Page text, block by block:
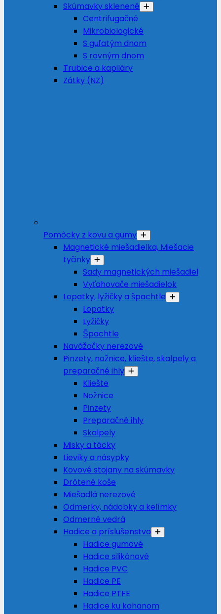
Skúmavky sklenené
Centrifugačné
Mikrobiologické
S guľatým dnom
S rovným dnom
Trubice a kapiláry
Zátky (NZ)
Pomôcky z kovu a gumy
Magnetické miešadielka, Miešacie
tyčinky
Sady magnetických miešadiel
Vyťahovače miešadielok
Lopatky, lyžičky a špachtle
Lopatky
Lyžičky
Špachtle
Navážačky nerezové
Pinzety, nožnice, kliešte, skalpely a
preparačné ihly
Kliešte
Nožnice
Pinzety
Preparačné ihly
Skalpely
Misky a tácky
Lieviky a násypky
Kovové stojany na skúmavky
Drôtené koše
Miešadlá nerezové
Odmerky, nádobky a kelímky
Odmerné vedrá
Hadice a príslušenstvo
Hadice gumové
Hadice silikónové
Hadice PVC
Hadice PE
Hadice PTFE
Hadice ku kahanom